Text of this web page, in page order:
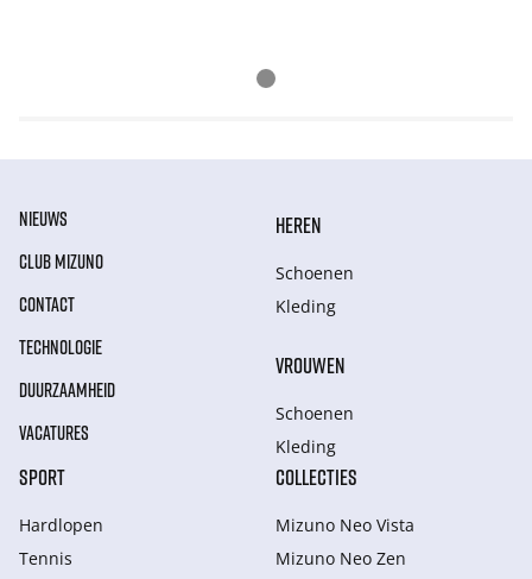
NIEUWS
CLUB MIZUNO
CONTACT
TECHNOLOGIE
DUURZAAMHEID
VACATURES
HEREN
Schoenen
Kleding
VROUWEN
Schoenen
Kleding
SPORT
Hardlopen
Tennis
COLLECTIES
Mizuno Neo Vista
Mizuno Neo Zen